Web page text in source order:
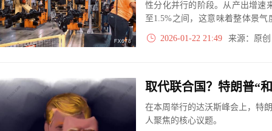
性分化并行的阶段。从产出增速
至1.5%之间，这意味着整体景
种环境下，经济增长的动力并
技术投入和产业链的局部优化。
2026-01-22 21:49 来源：原
取代联合国？特朗普“
在本周举行的达沃斯峰会上，特
人聚焦的核心议题。